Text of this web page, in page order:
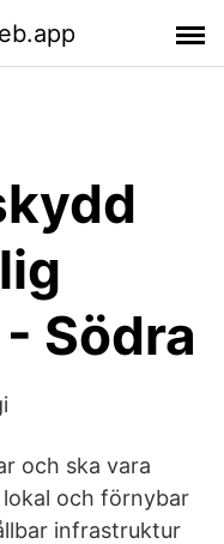
Södra
och ska vara
och förnybar
infrastruktur